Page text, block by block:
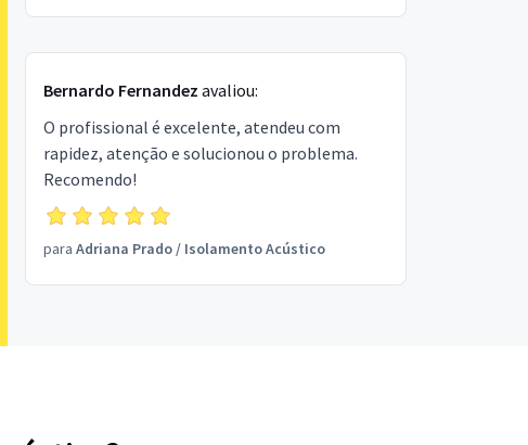
Bernardo Fernandez avaliou:
O profissional é excelente, atendeu com
rapidez, atenção e solucionou o problema.
Recomendo!
para Adriana Prado/ Isolamento Acústico